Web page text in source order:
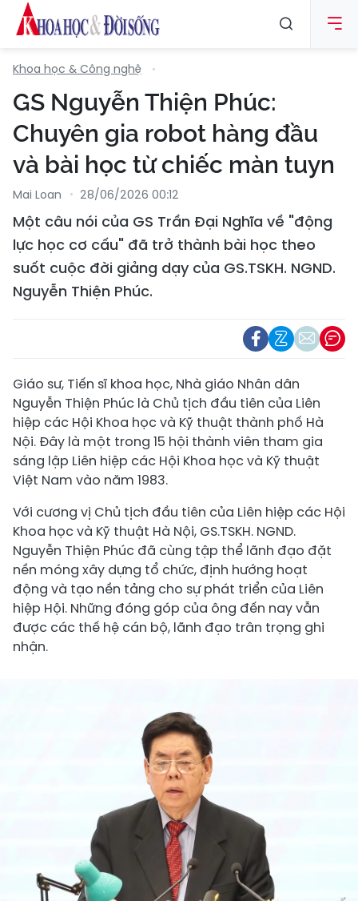
Khoa học & Công nghệ
GS Nguyễn Thiện Phúc:
Chuyên gia robot hàng đầu
và bài học từ chiếc màn tuyn
Mai Loan 28/06/2026 00:12
Một câu nói của GS Trần Đại Nghĩa về "động
lực học cơ cấu" đã trở thành bài học theo
suốt cuộc đời giảng dạy của GS.TSKH. NGND.
Nguyễn Thiện Phúc.
Giáo sư, Tiến sĩ khoa học, Nhà giáo Nhân dân
Nguyễn Thiện Phúc là Chủ tịch đầu tiên của Liên
hiệp các Hội Khoa học và Kỹ thuật thành phố Hà
Nội. Đây là một trong 15 hội thành viên tham gia
sáng lập Liên hiệp các Hội Khoa học và Kỹ thuật
Việt Nam vào năm 1983.
Với cương vị Chủ tịch đầu tiên của Liên hiệp các Hội
Khoa học và Kỹ thuật Hà Nội, GS.TSKH. NGND.
Nguyễn Thiện Phúc đã cùng tập thể lãnh đạo đặt
nền móng xây dựng tổ chức, định hướng hoạt
động và tạo nền tảng cho sự phát triển của Liên
hiệp Hội. Những đóng góp của ông đến nay vẫn
được các thế hệ cán bộ, lãnh đạo trân trọng ghi
nhận.